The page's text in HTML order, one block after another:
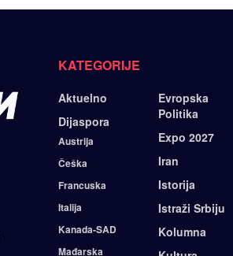
KATEGORIJE
Aktuelno
Dijaspora
Austrija
Češka
Francuska
Italija
Kanada-SAD
Mađarska
Evropska
Politika
Expo 2027
Iran
Istorija
Istraži Srbiju
Kolumna